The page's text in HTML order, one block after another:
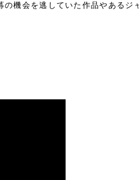
機会を逃していた作品やあるジ